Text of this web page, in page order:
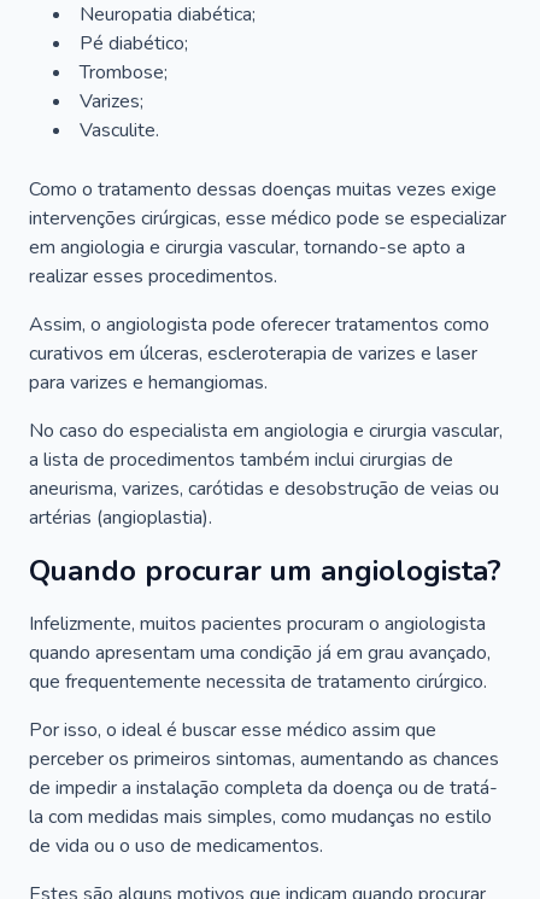
Neuropatia diabética;
Pé diabético;
Trombose;
Varizes;
Vasculite.
Como o tratamento dessas doenças muitas vezes exige
intervenções cirúrgicas, esse médico pode se especializar
em angiologia e cirurgia vascular, tornando-se apto a
realizar esses procedimentos.
Assim, o angiologista pode oferecer tratamentos como
curativos em úlceras, escleroterapia de varizes e laser
para varizes e hemangiomas.
No caso do especialista em angiologia e cirurgia vascular,
a lista de procedimentos também inclui cirurgias de
aneurisma, varizes, carótidas e desobstrução de veias ou
artérias (angioplastia).
Quando procurar um angiologista?
Infelizmente, muitos pacientes procuram o angiologista
quando apresentam uma condição já em grau avançado,
que frequentemente necessita de tratamento cirúrgico.
Por isso, o ideal é buscar esse médico assim que
perceber os primeiros sintomas, aumentando as chances
de impedir a instalação completa da doença ou de tratá-
la com medidas mais simples, como mudanças no estilo
de vida ou o uso de medicamentos.